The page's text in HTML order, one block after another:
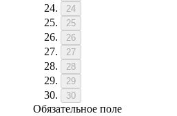
24
25
26
27
28
29
30
Обязательное поле